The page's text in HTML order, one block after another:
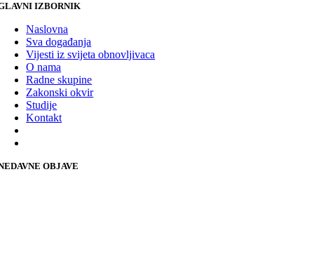
IZBORNIK
Naslovna
Sva događanja
Vijesti iz svijeta obnovljivaca
O nama
Radne skupine
Zakonski okvir
Studije
Kontakt
OBJAVE